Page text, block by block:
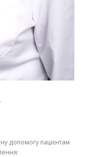
допомогу пацієнтам